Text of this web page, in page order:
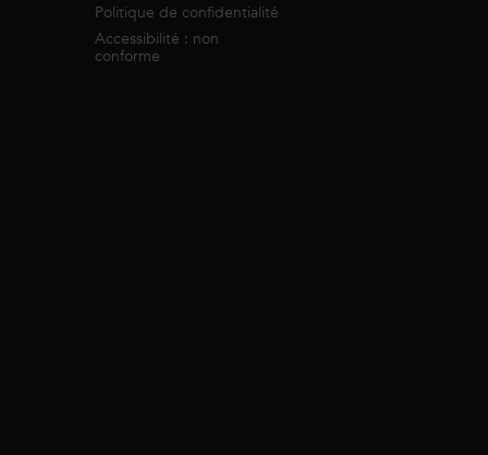
Politique de confidentialité
Accessibilité : non
conforme